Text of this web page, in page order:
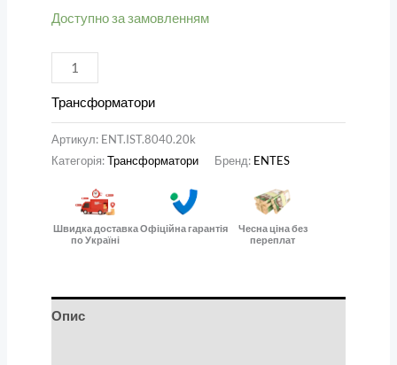
Доступно за замовленням
Трансформатори
Артикул: ENT.IST.8040.20k
Категорія:Трансформатори Бренд: ENTES
Швидка доставка
по Україні
Офіційна гарантія
Чесна ціна без
переплат
Опис